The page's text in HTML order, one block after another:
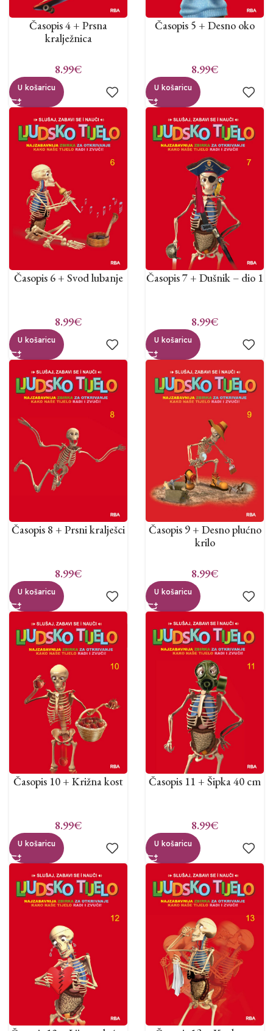
Časopis 4 + Prsna
kralježnica
8.99€
U košaricu
Časopis 5 + Desno oko
8.99€
U košaricu
Časopis 6 + Svod lubanje
8.99€
U košaricu
Časopis 7 + Dušnik – dio 1
8.99€
U košaricu
Časopis 8 + Prsni kralješci
8.99€
U košaricu
Časopis 9 + Desno plućno
krilo
8.99€
U košaricu
Časopis 10 + Križna kost
8.99€
U košaricu
Časopis 11 + Šipka 40 cm
8.99€
U košaricu